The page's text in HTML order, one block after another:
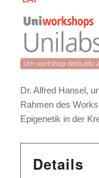
Dr. Alfred Hansel,
Rahmen des
Epigenetik in der
Details